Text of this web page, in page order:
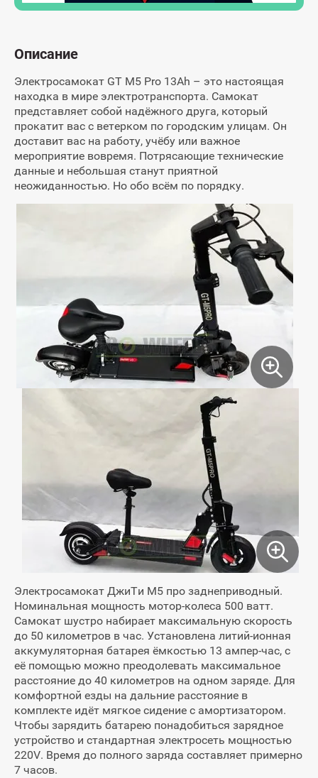
Описание
Электросамокат GT M5 Pro 13Ah – это настоящая
находка в мире электротранспорта. Самокат
представляет собой надёжного друга, который
прокатит вас с ветерком по городским улицам. Он
доставит вас на работу, учёбу или важное
мероприятие вовремя. Потрясающие технические
данные и небольшая станут приятной
неожиданностью. Но обо всём по порядку.
Электросамокат ДжиТи М5 про заднеприводный.
Номинальная мощность мотор-колеса 500 ватт.
Самокат шустро набирает максимальную скорость
до 50 километров в час. Установлена литий-ионная
аккумуляторная батарея ёмкостью 13 ампер-час, с
её помощью можно преодолевать максимальное
расстояние до 40 километров на одном заряде. Для
комфортной езды на дальние расстояние в
комплекте идёт мягкое сидение с амортизатором.
Чтобы зарядить батарею понадобиться зарядное
устройство и стандартная электросеть мощностью
220V. Время до полного заряда составляет примерно
7 часов.